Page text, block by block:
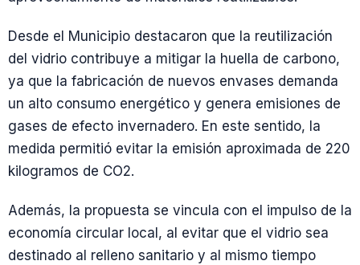
Desde el Municipio destacaron que la reutilización
del vidrio contribuye a mitigar la huella de carbono,
ya que la fabricación de nuevos envases demanda
un alto consumo energético y genera emisiones de
gases de efecto invernadero. En este sentido, la
medida permitió evitar la emisión aproximada de 220
kilogramos de CO2.
Además, la propuesta se vincula con el impulso de la
economía circular local, al evitar que el vidrio sea
destinado al relleno sanitario y al mismo tiempo